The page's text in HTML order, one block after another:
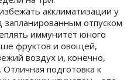
акклиматизации у
отпуском
иммунитет юного
фруктов и овощей,
воздух и, конечно,
подготовка к